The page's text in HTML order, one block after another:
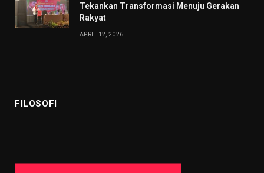
Tekankan Transformasi Menuju Gerakan
Rakyat
APRIL 12, 2026
FILOSOFI